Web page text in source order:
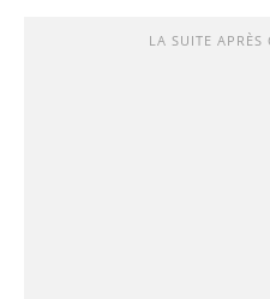
LA SUITE APRÈS